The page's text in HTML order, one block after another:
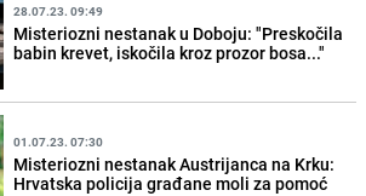
28.07.23. 09:49
Misteriozni nestanak u Doboju: "Preskočila
babin krevet, iskočila kroz prozor bosa..."
01.07.23. 07:30
Misteriozni nestanak Austrijanca na Krku:
Hrvatska policija građane moli za pomoć